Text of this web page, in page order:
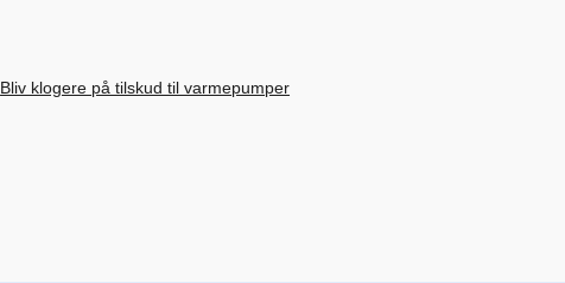
Bliv klogere på tilskud til varmepumper